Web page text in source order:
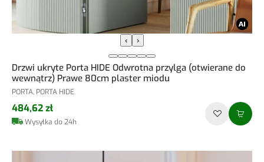
‹ ›
Drzwi ukryte Porta HIDE Odwrotna przylga (otwierane do
wewnątrz) Prawe 80cm plaster miodu
PORTA, PORTA HIDE
484,62 zł
Wysyłka do 24h